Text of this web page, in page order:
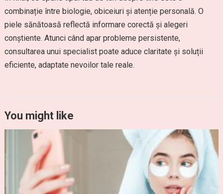
combinație între biologie, obiceiuri și atenție personală. O
piele sănătoasă reflectă informare corectă și alegeri
conștiente. Atunci când apar probleme persistente,
consultarea unui specialist poate aduce claritate și soluții
eficiente, adaptate nevoilor tale reale.
You might like